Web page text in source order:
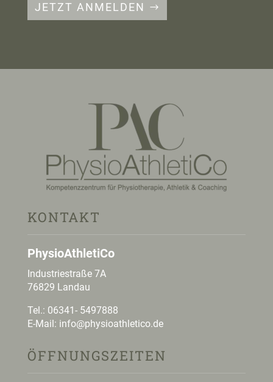
JETZT ANMELDEN
KONTAKT
PhysioAthletiCo
Industriestraße 7A
76829 Landau
Tel.: 06341- 5497888
E-Mail: info@physioathletico.de
ÖFFNUNGSZEITEN